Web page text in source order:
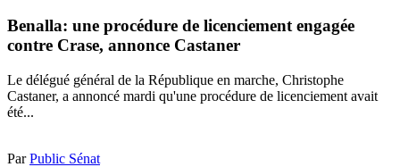
Benalla: une procédure de licenciement engagée
contre Crase, annonce Castaner
Le délégué général de la République en marche, Christophe
Castaner, a annoncé mardi qu'une procédure de licenciement avait
été...
ParPublic Sénat